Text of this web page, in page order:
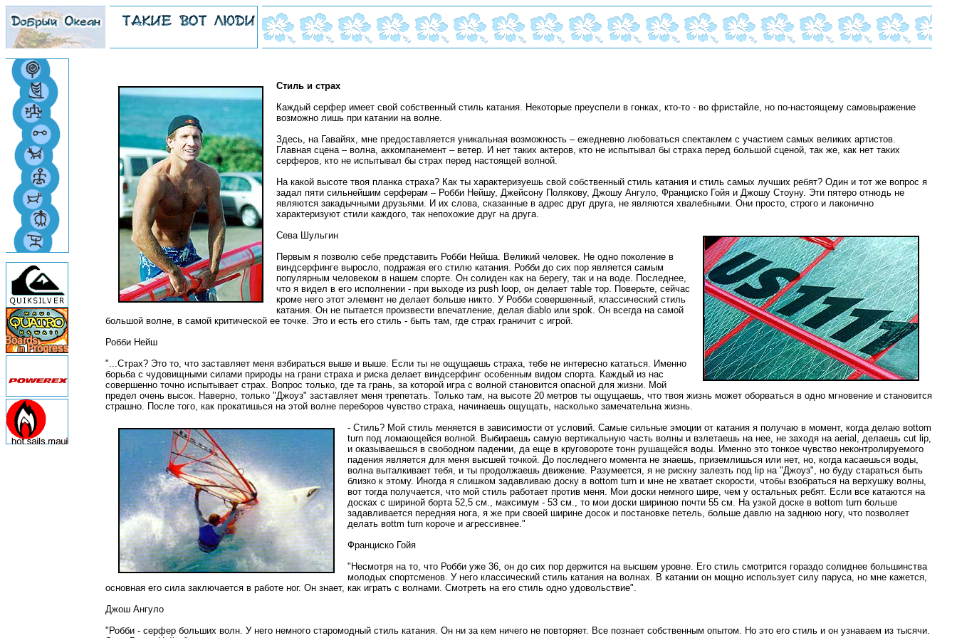
Стиль и страх
Каждый серфер имеет свой собственный стиль катания. Некоторые преуспели в гонках, кто-то - во фристайле, но по-настоящему самовыражение
возможно лишь при катании на волне.
Здесь, на Гавайях, мне предоставляется уникальная возможность – ежедневно любоваться спектаклем с участием самых великих артистов.
Главная сцена – волна, аккомпанемент – ветер. И нет таких актеров, кто не испытывал бы страха перед большой сценой, так же, как нет таких
серферов, кто не испытывал бы страх перед настоящей волной.
На какой высоте твоя планка страха? Как ты характеризуешь свой собственный стиль катания и стиль самых лучших ребят? Один и тот же вопрос я
задал пяти сильнейшим серферам – Робби Нейшу, Джейсону Полякову, Джошу Ангуло, Франциско Гойя и Джошу Стоуну. Эти пятеро отнюдь не
являются закадычными друзьями. И их слова, сказанные в адрес друг друга, не являются хвалебными. Они просто, строго и лаконично
характеризуют стили каждого, так непохожие друг на друга.
Сева Шульгин
Первым я позволю себе представить Робби Нейша. Великий человек. Не одно поколение в
виндсерфинге выросло, подражая его стилю катания. Робби до сих пор является самым
популярным человеком в нашем спорте. Он солиден как на берегу, так и на воде. Последнее,
что я видел в его исполнении - при выходе из рush loop, он делает тable тop. Поверьте, сейчас
кроме него этот элемент не делает больше никто. У Робби совершенный, классический стиль
катания. Он не пытается произвести впечатление, делая diablo или spok. Он всегда на самой
большой волне, в самой критической ее точке. Это и есть его стиль - быть там, где страх граничит с игрой.
Робби Нейш
"...Страх? Это то, что заставляет меня взбираться выше и выше. Если ты не ощущаешь страха, тебе не интересно кататься. Именно
борьба с чудовищными силами природы на грани страха и риска делает виндсерфинг особенным видом спорта. Каждый из нас
совершенно точно испытывает страх. Вопрос только, где та грань, за которой игра с волной становится опасной для жизни. Мой
предел очень высок. Наверно, только "Джоуз" заставляет меня трепетать. Только там, на высоте 20 метров ты ощущаешь, что твоя жизнь может оборваться в одно мгновение и становится
страшно. После того, как прокатишься на этой волне переборов чувство страха, начинаешь ощущать, насколько замечательна жизнь.
- Стиль? Мой стиль меняется в зависимости от условий. Самые сильные эмоции от катания я получаю в момент, когда делаю вottom
turn под ломающейся волной. Выбираешь самую вертикальную часть волны и взлетаешь на нее, не заходя на аerial, делаешь сut lip,
и оказываешься в свободном падении, да еще в круговороте тонн рушащейся воды. Именно это тонкое чувство неконтролируемого
падения является для меня высшей точкой. До последнего момента не знаешь, приземлишься или нет, но, когда касаешься воды,
волна выталкивает тебя, и ты продолжаешь движение. Разумеется, я не рискну залезть под lip на "Джоуз", но буду стараться быть
близко к этому. Иногда я слишком задавливаю доску в вottоm turn и мне не хватает скорости, чтобы взобраться на верхушку волны,
вот тогда получается, что мой стиль работает против меня. Мои доски немного шире, чем у остальных ребят. Если все катаются на
досках с шириной борта 52,5 см., максимум - 53 см., то мои доски шириною почти 55 см. На узкой доске в вottom turn больше
задавливается передняя нога, я же при своей ширине досок и постановке петель, больше давлю на заднюю ногу, что позволяет
делать вottm turn короче и агрессивнее."
Франциско Гойя
"Несмотря на то, что Робби уже 36, он до сих пор держится на высшем уровне. Его стиль смотрится гораздо солиднее большинства
молодых спортсменов. У него классический стиль катания на волнах. В катании он мощно использует силу паруса, но мне кажется,
основная его сила заключается в работе ног. Он знает, как играть с волнами. Смотреть на его стиль одно удовольствие".
Джош Ангуло
"Робби - серфер больших волн. У него немного старомодный стиль катания. Он ни за кем ничего не повторяет. Все познает собственным опытом. Но это его стиль и он узнаваем из тысячи.